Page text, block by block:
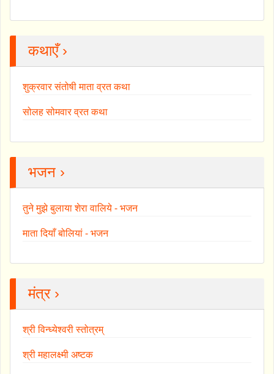
कथाएँ ›
शुक्रवार संतोषी माता व्रत कथा
सोलह सोमवार व्रत कथा
भजन ›
तुने मुझे बुलाया शेरा वालिये - भजन
माता दियाँ बोलियां - भजन
मंत्र ›
श्री विन्ध्येश्वरी स्तोत्रम्
श्री महालक्ष्मी अष्टक